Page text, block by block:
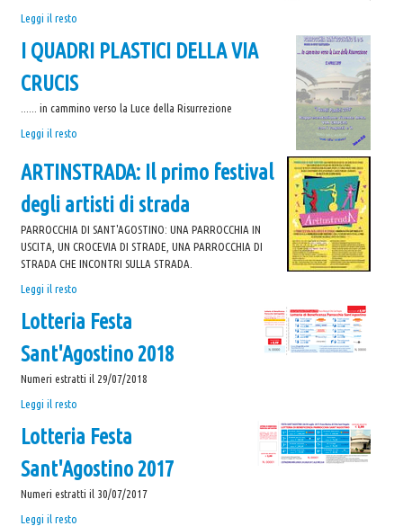
PROGRAMMA
SETTIMANA
-
Leggi il resto
I QUADRI PLASTICI DELLA VIA
CRUCIS
...... in cammino verso la Luce della Risurrezione
I
PLASTICI
DELLA
VIA
CRUCIS
-
Leggi il resto
ARTINSTRADA: Il primo festival
degli artisti di strada
PARROCCHIA DI SANT'AGOSTINO: UNA PARROCCHIA IN
USCITA, UN CROCEVIA DI STRADE, UNA PARROCCHIA DI
STRADA CHE INCONTRI SULLA STRADA.
ARTINSTRADA:
primo
degli
artisti
strada
Leggi il resto
Lotteria Festa
Sant'Agostino 2018
Numeri estratti il 29/07/2018
Lotteria
Sant'Agostino
-
Leggi il resto
Lotteria Festa
Sant'Agostino 2017
Numeri estratti il 30/07/2017
Lotteria
Leggi il resto